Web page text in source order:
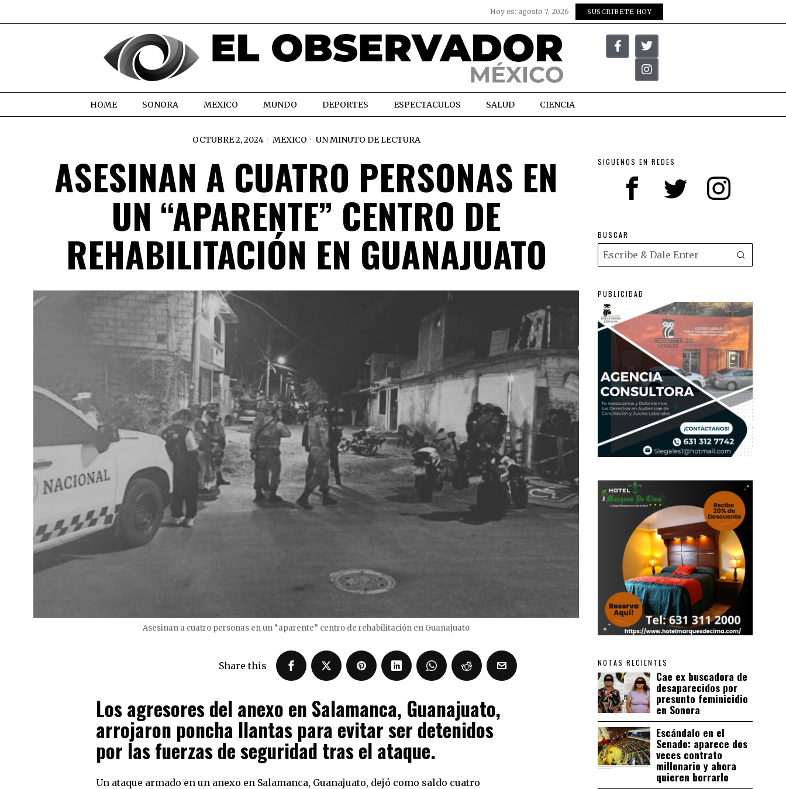
Hoy es: agosto 7, 2026 SUSCRIBETE HOY
HOME SONORA MEXICO MUNDO DEPORTES ESPECTACULOS SALUD CIENCIA
OCTUBRE 2, 2024 MEXICO UN MINUTO DE LECTURA
ASESINAN A CUATRO PERSONAS EN
UN “APARENTE” CENTRO DE
REHABILITACIÓN EN GUANAJUATO
Asesinan a cuatro personas en un “aparente” centro de rehabilitación en Guanajuato
Share this
Los agresores del anexo en Salamanca, Guanajuato,
arrojaron poncha llantas para evitar ser detenidos
por las fuerzas de seguridad tras el ataque.
Un ataque armado en un anexo en Salamanca, Guanajuato, dejó como saldo cuatro
SIGUENOS EN REDES
BUSCAR
PUBLICIDAD
NOTAS RECIENTES
Cae ex buscadora de
desaparecidos por
presunto feminicidio
en Sonora
Escándalo en el
Senado: aparece dos
veces contrato
millonario y ahora
quieren borrarlo